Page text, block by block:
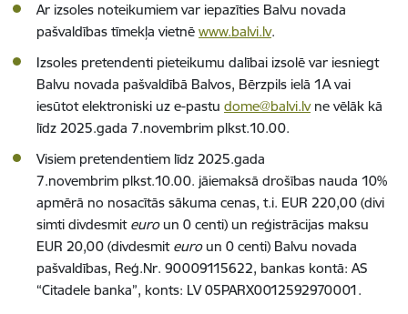
Ar izsoles noteikumiem var iepazīties Balvu novada
pašvaldības tīmekļa vietnē www.balvi.lv.
Izsoles pretendenti pieteikumu dalībai izsolē var iesniegt
Balvu novada pašvaldībā Balvos, Bērzpils ielā 1A vai
iesūtot elektroniski uz e-pastu dome@balvi.lvne vēlāk kā
līdz 2025.gada 7.novembrim plkst.10.00.
Visiem pretendentiem līdz 2025.gada
7.novembrim plkst.10.00. jāiemaksā drošības nauda 10%
apmērā no nosacītās sākuma cenas, t.i. EUR 220,00 (divi
simti divdesmit euroun 0 centi) un reģistrācijas maksu
EUR 20,00 (divdesmit euroun 0 centi) Balvu novada
pašvaldības, Reģ.Nr. 90009115622, bankas kontā: AS
“Citadele banka”, konts: LV 05PARX0012592970001.